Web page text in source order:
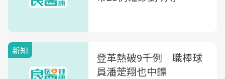
新知
登革熱破9千例 職棒球
員潘萣翔也中鏢